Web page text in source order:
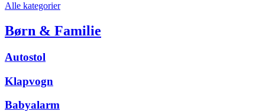
Alle kategorier
Børn & Familie
Autostol
Klapvogn
Babyalarm